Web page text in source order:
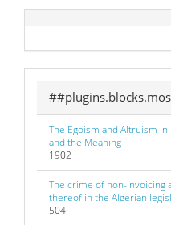
The Egoism and Altruism in
and the Meaning
1902
The crime of non-invoicing
thereof in the Algerian
504